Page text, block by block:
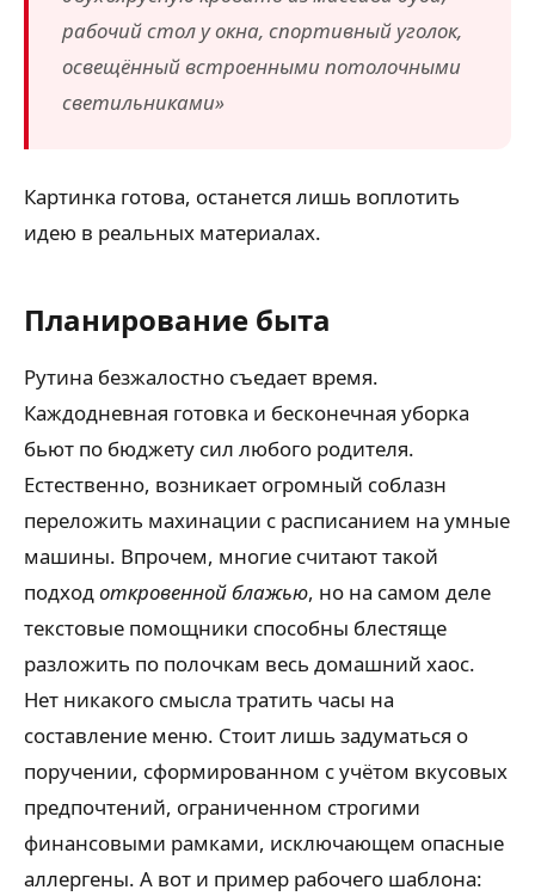
рабочий стол у окна, спортивный уголок,
освещённый встроенными потолочными
светильниками»
Картинка готова, останется лишь воплотить
идею в реальных материалах.
Планирование быта
Рутина безжалостно съедает время.
Каждодневная готовка и бесконечная уборка
бьют по бюджету сил любого родителя.
Естественно, возникает огромный соблазн
переложить махинации с расписанием на умные
машины. Впрочем, многие считают такой
подходоткровенной блажью, но на самом деле
текстовые помощники способны блестяще
разложить по полочкам весь домашний хаос.
Нет никакого смысла тратить часы на
составление меню. Стоит лишь задуматься о
поручении, сформированном с учётом вкусовых
предпочтений, ограниченном строгими
финансовыми рамками, исключающем опасные
аллергены. А вот и пример рабочего шаблона: